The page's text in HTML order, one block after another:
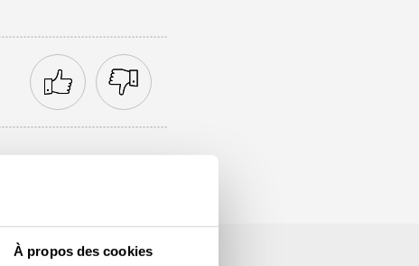
À propos des cookies